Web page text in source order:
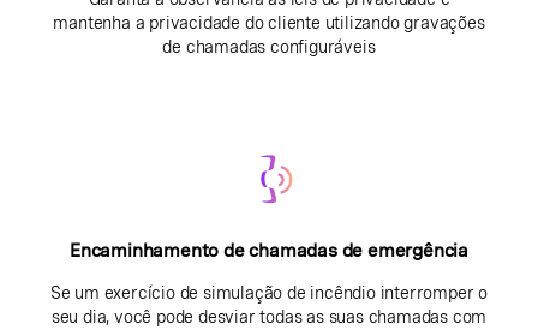
mantenha a privacidade do cliente utilizando gravações
de chamadas configuráveis
Encaminhamento de chamadas de emergência
Se um exercício de simulação de incêndio interromper o
seu dia, você pode desviar todas as suas chamadas com